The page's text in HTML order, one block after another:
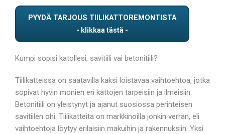
PYYDÄ TARJOUS TIILIKATTOREMONTISTA
Kumpi sopisi katollesi, savitiili vai betonitiili?
Tiilikatteissa on saatavilla kaksi loistavaa vaihtoehtoa, jotka
sopivat hyvin monien eri kattojen tarpeisiin ja ilmeisiin.
Betonitiili on yleistynyt ja ajanut suosiossa perinteisen
savitiilen ohi. Tiilikatteita on markkinoilla jonkin verran, eli
vaihtoehtoja löytyy erilaisiin makuihin ja rakennuksiin. Yksi